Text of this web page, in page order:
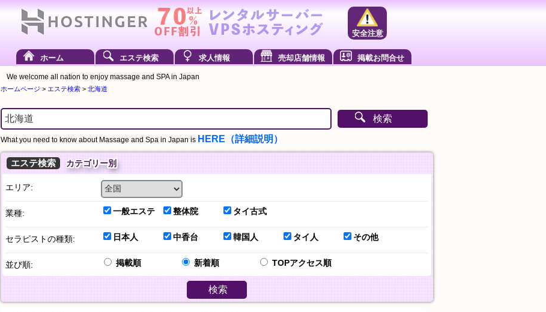
安全注意
ホーム エステ検索 求人情報 売却店舗情報 掲載お問合せ
We welcome all nation to enjoy massage and SPA in Japan
ホームページ > エステ検索 > 北海道
検索
What you need to know about Massage and Spa in Japan is HERE（詳細説明）
エステ検索 カテゴリー別
エリア:
業種: 一般エステ 整体院 タイ古式
セラピストの種類: 日本人 中香台 韓国人 タイ人 その他
並び順: 掲載順 新着順 TOPアクセス順
検索